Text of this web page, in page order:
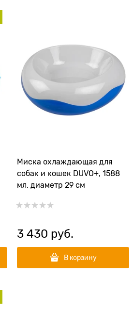
Миска охлаждающая для
собак и кошек DUVO+, 1588
мл, диаметр 29 см
3 430 руб.
В корзину